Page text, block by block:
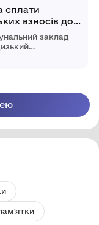
сплати
взносів до
на ім'я
Г.С.
заклад